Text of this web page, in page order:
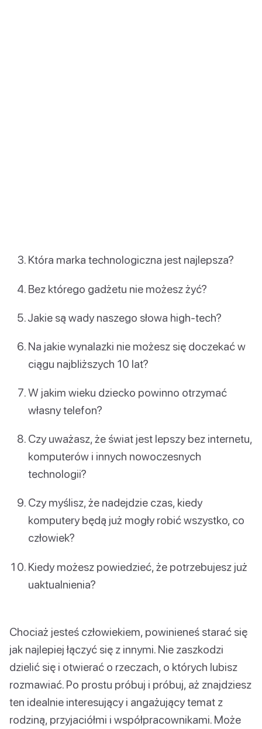
Która marka technologiczna jest najlepsza?
Bez którego gadżetu nie możesz żyć?
Jakie są wady naszego słowa high-tech?
Na jakie wynalazki nie możesz się doczekać w
ciągu najbliższych 10 lat?
W jakim wieku dziecko powinno otrzymać
własny telefon?
Czy uważasz, że świat jest lepszy bez internetu,
komputerów i innych nowoczesnych
technologii?
Czy myślisz, że nadejdzie czas, kiedy
komputery będą już mogły robić wszystko, co
człowiek?
Kiedy możesz powiedzieć, że potrzebujesz już
uaktualnienia?
Chociaż jesteś człowiekiem, powinieneś starać się
jak najlepiej łączyć się z innymi. Nie zaszkodzi
dzielić się i otwierać o rzeczach, o których lubisz
rozmawiać. Po prostu próbuj i próbuj, aż znajdziesz
ten idealnie interesujący i angażujący temat z
rodziną, przyjaciółmi i współpracownikami. Może